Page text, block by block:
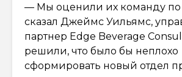
— Мы оценили их команду по
сказал Джеймс Уильямс,
партнер Edge Beverage
решили, что было бы неплохо
сформировать новый отдел